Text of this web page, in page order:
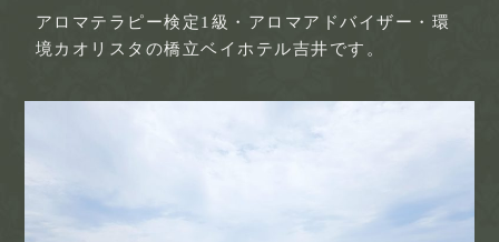
アロマテラピー検定1級・アロマアドバイザー・環
境カオリスタの橋立ベイホテル吉井です。